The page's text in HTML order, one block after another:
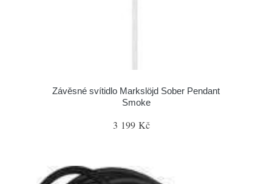
Závěsné svítidlo Markslöjd Sober Pendant
Smoke
3 199 Kč